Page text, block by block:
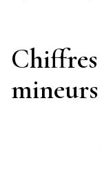
Chiffres
mineurs